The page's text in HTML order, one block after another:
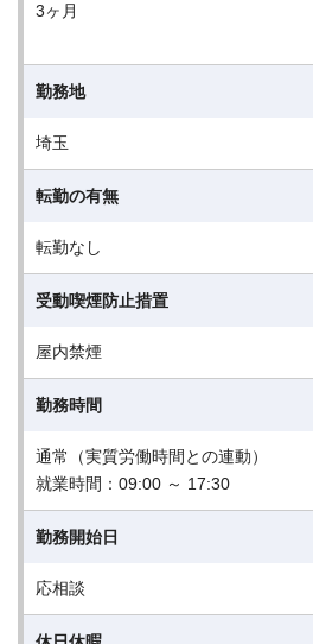
3ヶ月
勤務地
埼玉
転勤の有無
転勤なし
受動喫煙防止措置
屋内禁煙
勤務時間
通常（実質労働時間との連動）
就業時間：09:00 ～ 17:30
勤務開始日
応相談